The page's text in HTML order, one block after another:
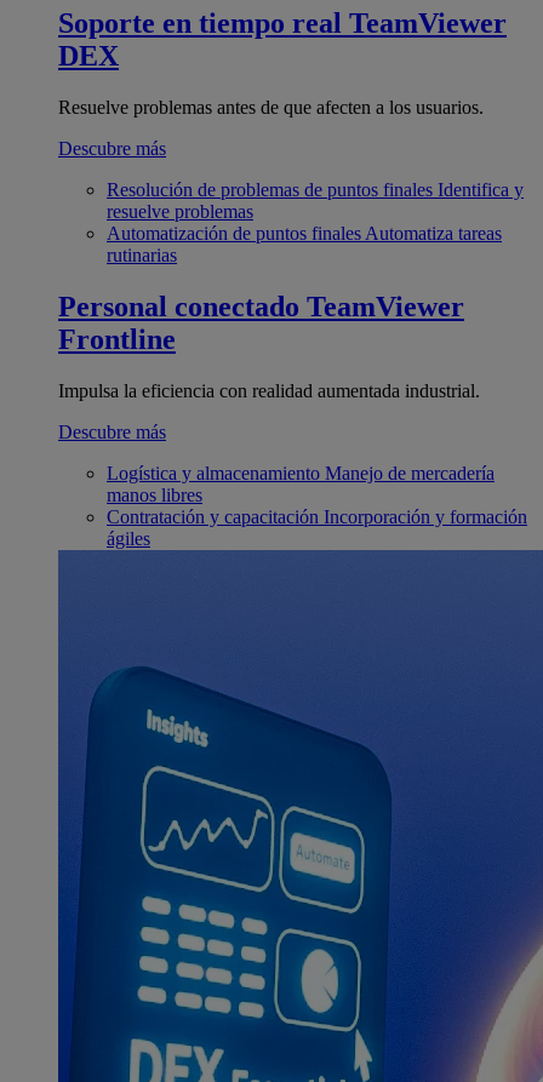
Soporte en tiempo real TeamViewer
DEX
Resuelve problemas antes de que afecten a los usuarios.
Descubre más
Resolución de problemas de puntos finales Identifica y
resuelve problemas
Automatización de puntos finales Automatiza tareas
rutinarias
Personal conectado TeamViewer
Frontline
Impulsa la eficiencia con realidad aumentada industrial.
Descubre más
Logística y almacenamiento Manejo de mercadería
manos libres
Contratación y capacitación Incorporación y formación
ágiles